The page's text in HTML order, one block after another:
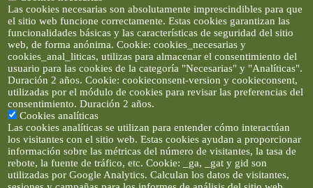
Las cookies necesarias son absolutamente imprescindibles para que
el sitio web funcione correctamente. Estas cookies garantizan las
funcionalidades básicas y las características de seguridad del sitio
web, de forma anónima. Cookie: cookies_necesarias y
cookies_anal_liticas, utilizas para almacenar el consentimiento del
usuario para las cookies de la categoría "Necesarias" y "Analíticas".
Duración 2 años. Cookie: cookieconsent-version y cookieconsent,
utilizadas por el módulo de cookies para revisar las preferencias del
consentimiento. Duración 2 años.
Cookies analíticas
Las cookies analíticas se utilizan para entender cómo interactúan
los visitantes con el sitio web. Estas cookies ayudan a proporcionar
información sobre las métricas del número de visitantes, la tasa de
rebote, la fuente de tráfico, etc. Cookie: _ga, _gat y gid son
utilizadas por Google Analytics. Calculan los datos de visitantes,